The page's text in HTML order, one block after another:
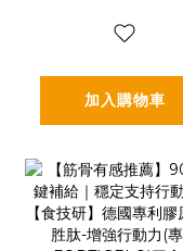
盒，多規格)
加入購物車